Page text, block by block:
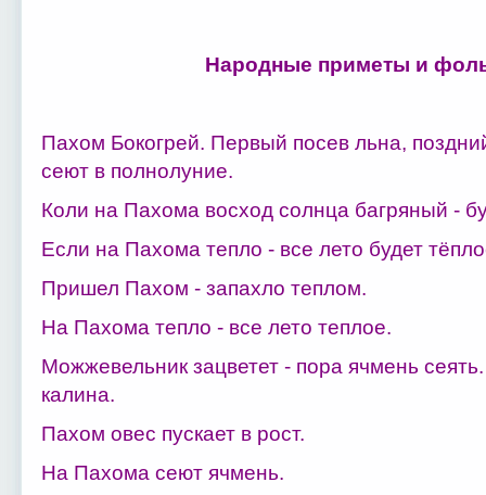
Народные приметы и
Пахом Бокогрей. Первый посев льна,
сеют в полнолуние.
Коли на Пахома восход солнца багряный -
Если на Пахома тепло - все лето будет
Пришел Пахом - запахло теплом.
На Пахома тепло - все лето теплое.
Можжевельник зацветет - пора ячмень
калина.
Пахом овес пускает в рост.
На Пахома сеют ячмень.